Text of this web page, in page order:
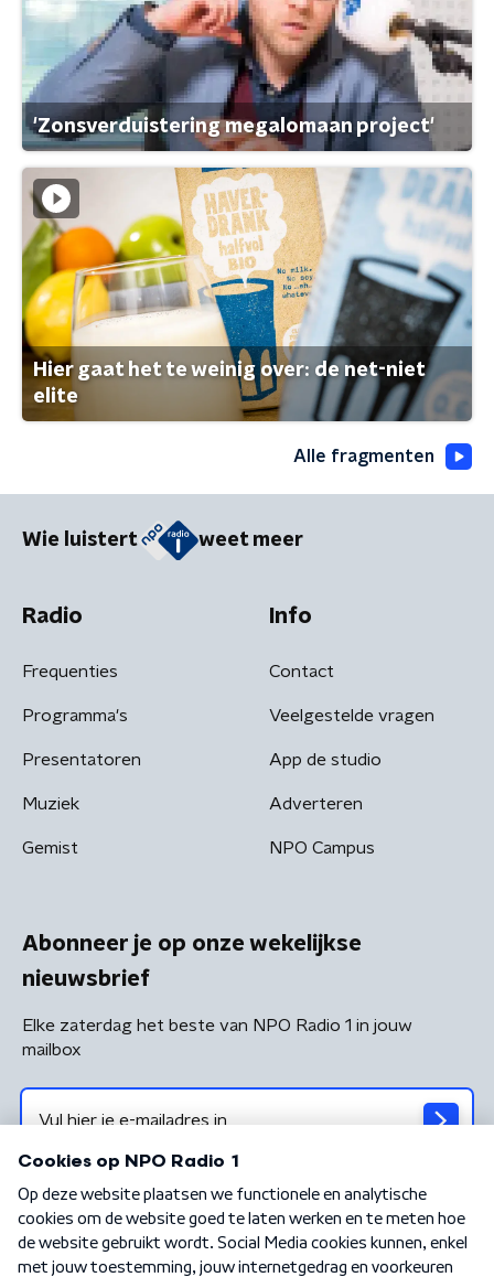
'Zonsverduistering megalomaan project'
Hier gaat het te weinig over: de net-niet
elite
Alle fragmenten
Wie luistert weet meer
Radio
Frequenties
Programma's
Presentatoren
Muziek
Gemist
Info
Contact
Veelgestelde vragen
App de studio
Adverteren
NPO Campus
Abonneer je op onze wekelijkse
nieuwsbrief
Elke zaterdag het beste van NPO Radio 1 in jouw
mailbox
Algemene voorwaarden Privacybeleid